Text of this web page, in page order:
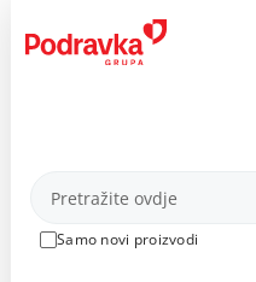
content
Proizvodi
Samo novi proizvodi